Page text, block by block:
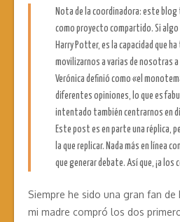
Nota de la coordinadora: este
como proyecto compartido. Si algo
Harry Potter, es la capacidad que
movilizarnos a varias de nosotras a
Verónica definió como «el
diferentes opiniones, lo que es
intentado también centrarnos en
Este post es en parte una réplica,
la que replicar. Nada más en línea
que generar debate. Así que, ¡a los
Siempre he sido una gran fan de
mi madre compró los dos